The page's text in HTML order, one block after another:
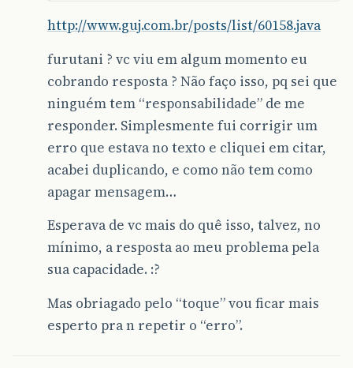
http://www.guj.com.br/posts/list/60158.java
furutani ? vc viu em algum momento eu
cobrando resposta ? Não faço isso, pq sei que
ninguém tem “responsabilidade” de me
responder. Simplesmente fui corrigir um
erro que estava no texto e cliquei em citar,
acabei duplicando, e como não tem como
apagar mensagem…
Esperava de vc mais do quê isso, talvez, no
mínimo, a resposta ao meu problema pela
sua capacidade. :?
Mas obriagado pelo “toque” vou ficar mais
esperto pra n repetir o “erro”.